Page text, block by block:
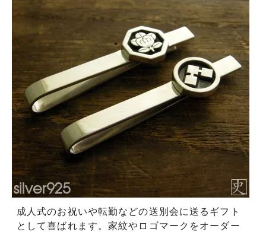
成人式のお祝いや転勤などの送別会に送るギフト
として喜ばれます。家紋やロゴマークをオーダー